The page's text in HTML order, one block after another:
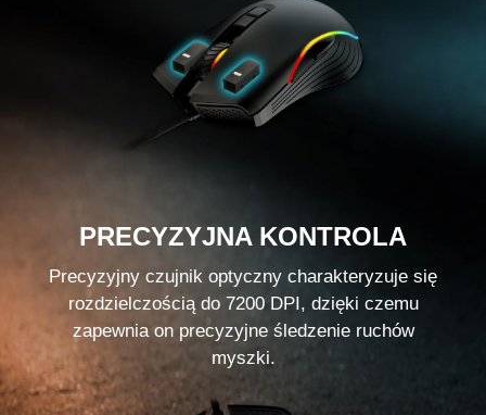
PRECYZYJNA KONTROLA
Precyzyjny czujnik optyczny charakteryzuje się
rozdzielczością do 7200 DPI, dzięki czemu
zapewnia on precyzyjne śledzenie ruchów
myszki.